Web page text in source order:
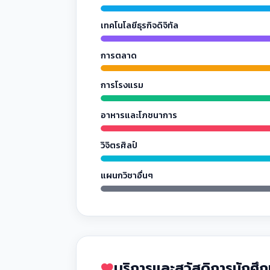
เทคโนโลยีธุรกิจดิจิทัล
การตลาด
การโรงแรม
อาหารและโภชนาการ
วิจิตรศิลป์
แผนกวิชาอื่นๆ